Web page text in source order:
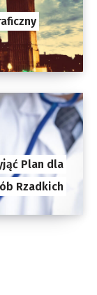
Plan dla
Rzadkich